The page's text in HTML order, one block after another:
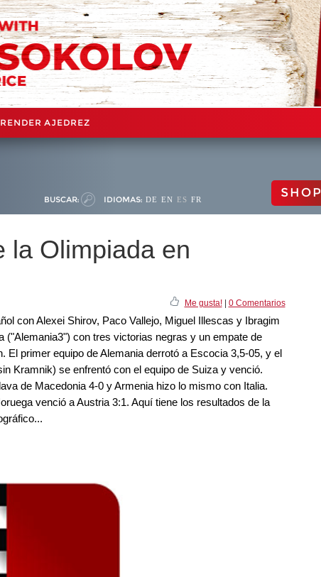
AJEDREZ
BUSCAR: IDIOMAS: DE EN ES FR SHOP
la Olimpiada en
Me gusta!| 0 Comentarios
con Alexei Shirov, Paco Vallejo, Miguel Illescas y Ibragim
("Alemania3") con tres victorias negras y un empate de
El primer equipo de Alemania derrotó a Escocia 3,5-05, y el
Kramnik) se enfrentó con el equipo de Suiza y venció.
de Macedonia 4-0 y Armenia hizo lo mismo con Italia.
venció a Austria 3:1. Aquí tiene los resultados de la